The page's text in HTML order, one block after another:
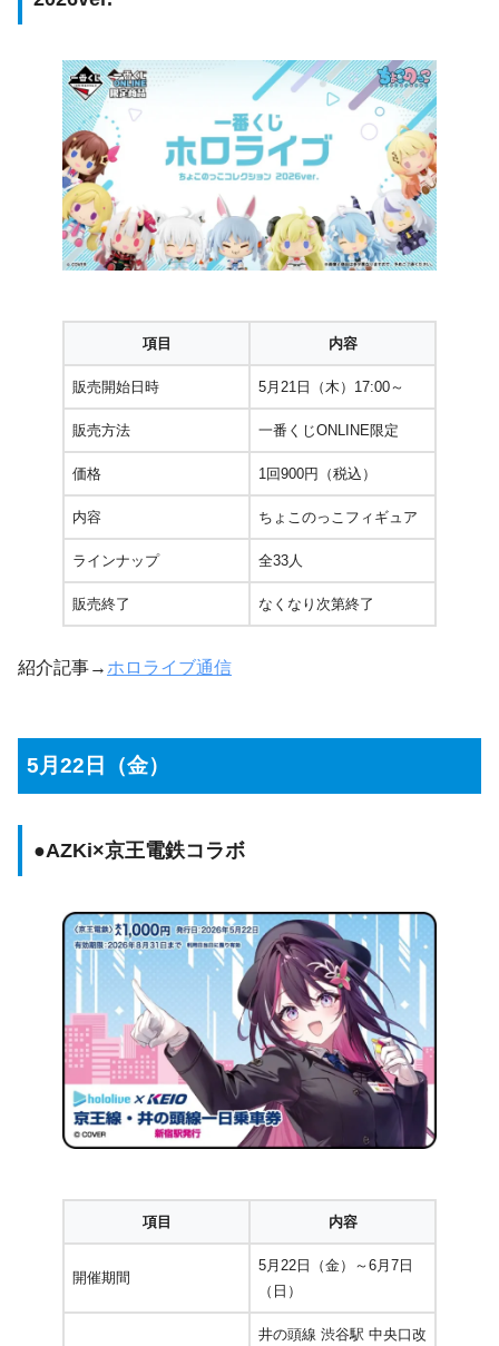
項目 内容
販売開始日時 5月21日（木）17:00～
販売方法 一番くじONLINE限定
価格 1回900円（税込）
内容 ちょこのっこフィギュア
ラインナップ 全33人
販売終了 なくなり次第終了
紹介記事→ ホロライブ通信
5月22日（金）
●AZKi×京王電鉄コラボ
項目 内容
開催期間
5月22日（金）～6月7日
（日）
井の頭線 渋谷駅 中央口改